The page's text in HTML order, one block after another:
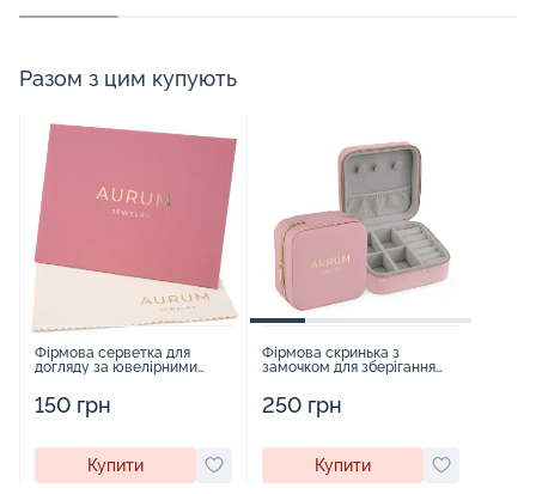
Разом з цим купують
Фірмова серветка для
догляду за ювелірними
150 грн
Купити
Фірмова скринька з
замочком для зберігання
250 грн
Купити